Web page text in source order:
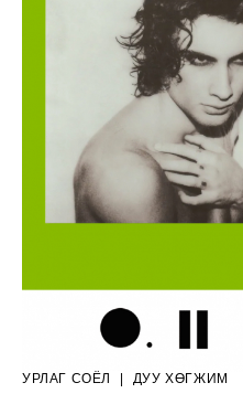
УРЛАГ СОЁЛ ДУУ ХӨГЖИМ